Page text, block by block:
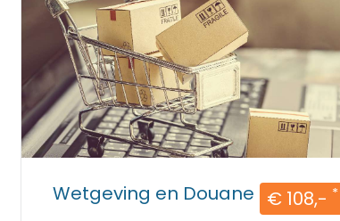
Wetgeving en Douane € 108,- *